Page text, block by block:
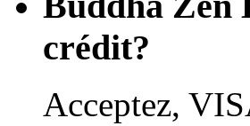
crédit?
Acceptez,